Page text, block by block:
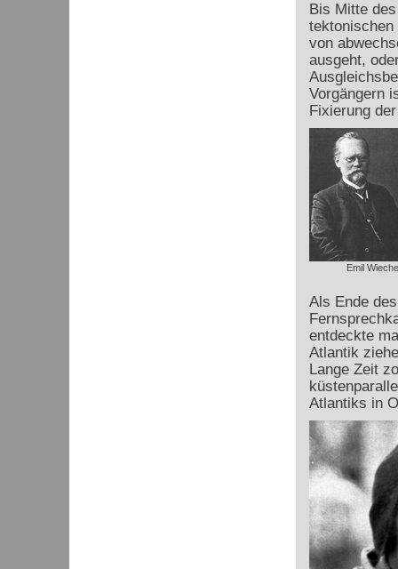
Bis Mitte
tektonischen
von
ausgeht,
Vorgängern
Fixierung
Emil
Als Ende
entdeckte
Atlantik
Lange Zeit
Atlantiks in